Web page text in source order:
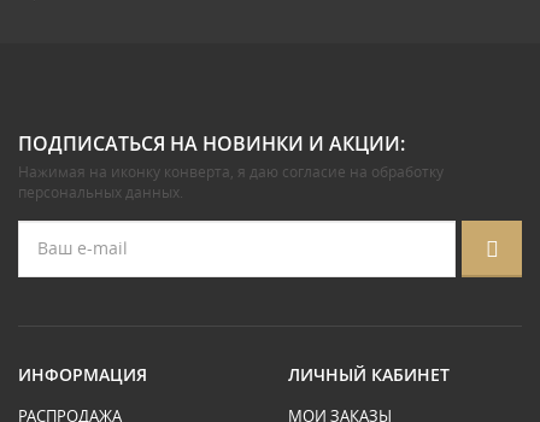
ПОДПИСАТЬСЯ НА НОВИНКИ И АКЦИИ:
Нажимая на иконку конверта, я даю согласие на обработку
персональных данных.
ИНФОРМАЦИЯ
РАСПРОДАЖА
ЛИЧНЫЙ КАБИНЕТ
МОИ ЗАКАЗЫ